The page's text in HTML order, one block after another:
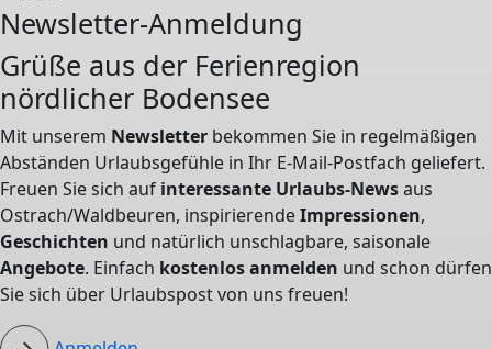
Newsletter-Anmeldung
Grüße aus der Ferienregion
nördlicher Bodensee
Mit unserem Newsletter bekommen Sie in regelmäßigen
Abständen Urlaubsgefühle in Ihr E-Mail-Postfach geliefert.
Freuen Sie sich auf interessante Urlaubs-Newsaus
Ostrach/Waldbeuren, inspirierendeImpressionen,
Geschichten und natürlich unschlagbare, saisonale
Angebote. Einfach kostenlos anmelden und schon dürfen
Sie sich über Urlaubspost von uns freuen!